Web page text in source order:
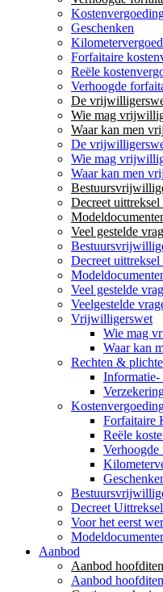
Geschenken
Forfaitaire
Reële
Verhoogde
De
Wie mag
Waar kan men
De
Wie mag
Waar kan men
Decreet uittreksel
Veel gestelde
Decreet uittreksel
Veel gestelde
Veelgestelde
Vrijwilligerswet
Wie mag
Waar kan
Rechten &
Informatie-
Forfaitaire
Reële
Verhoogde
Decreet
Voor het eerst
Aanbod
Aanbod
Aanbod